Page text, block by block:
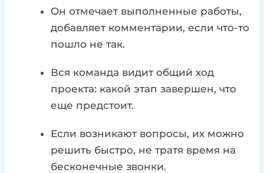
Он отмечает выполненные работы,
добавляет комментарии, если что-то
пошло не так.
Вся команда видит общий ход
проекта: какой этап завершен, что
еще предстоит.
Если возникают вопросы, их можно
решить быстро, не тратя время на
бесконечные звонки.